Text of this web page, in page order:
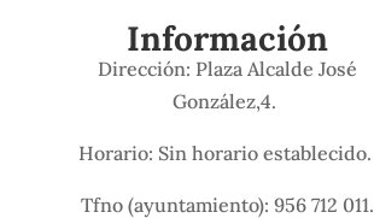
Información
Dirección: Plaza Alcalde José
González,4.
Horario: Sin horario establecido.
Tfno (ayuntamiento): 956 712 011.